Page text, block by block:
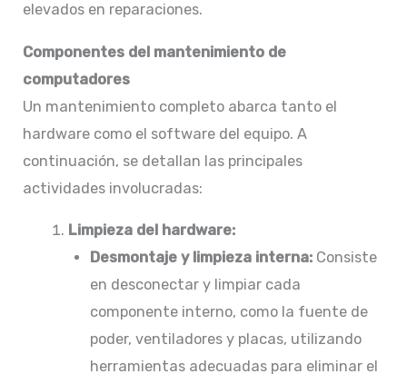
elevados en reparaciones.​
Componentes del mantenimiento de
computadores
Un mantenimiento completo abarca tanto el
hardware como el software del equipo. A
continuación, se detallan las principales
actividades involucradas:​
Limpieza del hardware:
Desmontaje y limpieza interna: Consiste
en desconectar y limpiar cada
componente interno, como la fuente de
poder, ventiladores y placas, utilizando
herramientas adecuadas para eliminar el